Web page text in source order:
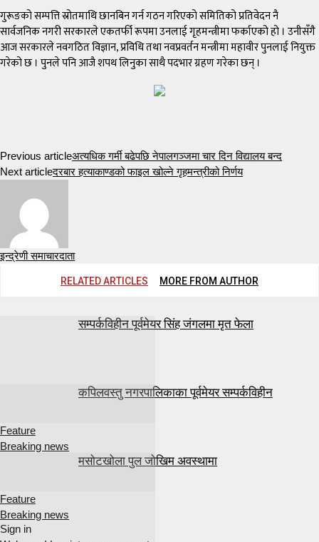
गुरूङको सम्पत्ति स्रोतमाथि छानबिन गर्न गठन गरिएको समितिको प्रतिवेदन नै
सार्वजनिक नगरी सरकारले एकतर्फी रूपमा उनलाई गृहमन्त्रीमा फर्काएको हो । उनीसँगै
आज सरकारले नवगठित विज्ञान, प्रविधि तथा नवप्रवर्तन मन्त्रीमा महावीर पुनलाई नियुक्त
गरेको छ । पुनले पनि आजै शपथ लिनुका साथै पदभार ग्रहण गरेका छन् ।
Previous articleअत्यधिक गर्मी बढेपछि नेपालगञ्जमा चार दिन विद्यालय बन्द
Next articleदरबार हत्याकाण्डको फाइल खोल्ने गृहमन्त्रीको निर्णय
इन्द्रेणी समाचारदाता
RELATED ARTICLES MORE FROM AUTHOR
Feature
Breaking news
सम्पर्कविहीन पूर्वमेयर सिंह जंगलमा मृत फेला
Feature
Breaking news
कपिलवस्तु नगरपालिकाका पूर्वमेयर सम्पर्कविहीन
मसोटखोला पुल जोखिम अवस्थामा
Sign in